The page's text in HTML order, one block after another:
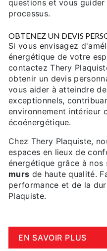
questions et vous
processus.
OBTENEZ UN DEVIS
Si vous envisagez
énergétique de votre
contactez Thery
obtenir un devis
vous aider à atteindre
exceptionnels,
environnement intérieur
écoénergétique.
Chez Thery Plaquiste,
espaces en lieux de
énergétique grâce à nos
murs de haute qualité.
performance et de la
Plaquiste.
EN SAVOIR PLUS